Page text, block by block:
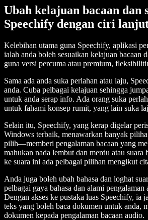
Ubah kelajuan bacaan dan
Speechify dengan ciri
Kelebihan utama guna Speechify, aplikasi
ialah anda boleh sesuaikan kelajuan bacaan
guna versi percuma atau premium,
Sama ada anda suka perlahan atau laju,
anda. Cuba pelbagai kelajuan sehingga
untuk anda serap info. Ada orang suka
untuk fahami konsep rumit, yang lain suka
Selain itu, Speechify, yang kerap digelar
Windows terbaik, menawarkan banyak
pilih—memberi pengalaman bacaan yang
mahukan nada lembut dan merdu atau suara
ke suara ini ada pelbagai pilihan mengikut
Anda juga boleh ubah bahasa dan loghat
pelbagai gaya bahasa dan alami
Dengan akses ke pustaka luas Speechify, ia
teks yang boleh baca dokumen untuk anda,
dokumen kepada pengalaman bacaan audio.